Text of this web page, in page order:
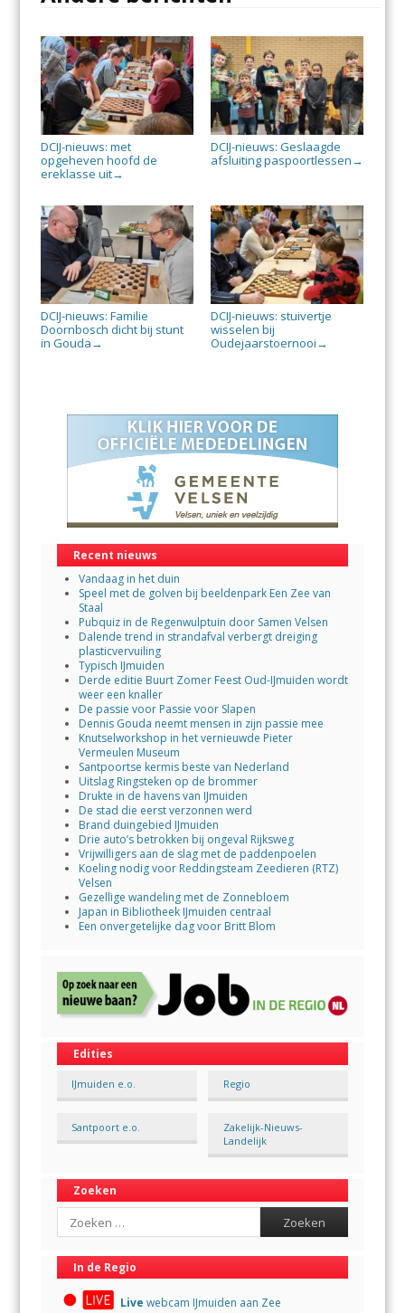
DCIJ-nieuws: met
opgeheven hoofd de
ereklasse uit→
DCIJ-nieuws: Geslaagde
afsluiting paspoortlessen →
DCIJ-nieuws: Familie
Doornbosch dicht bij stunt
in Gouda →
DCIJ-nieuws: stuivertje
wisselen bij
Oudejaarstoernooi →
Recent nieuws
Vandaag in het duin
Speel met de golven bij beeldenpark Een Zee van
Staal
Pubquiz in de Regenwulptuin door Samen Velsen
Dalende trend in strandafval verbergt dreiging
plasticvervuiling
Typisch IJmuiden
Derde editie Buurt Zomer Feest Oud-IJmuiden wordt
weer een knaller
De passie voor Passie voor Slapen
Dennis Gouda neemt mensen in zijn passie mee
Knutselworkshop in het vernieuwde Pieter
Vermeulen Museum
Santpoortse kermis beste van Nederland
Uitslag Ringsteken op de brommer
Drukte in de havens van IJmuiden
De stad die eerst verzonnen werd
Brand duingebied IJmuiden
Drie auto’s betrokken bij ongeval Rijksweg
Vrijwilligers aan de slag met de paddenpoelen
Koeling nodig voor Reddingsteam Zeedieren (RTZ)
Velsen
Gezellige wandeling met de Zonnebloem
Japan in Bibliotheek IJmuiden centraal
Een onvergetelijke dag voor Britt Blom
Edities
IJmuiden e.o. Regio
Santpoort e.o.
Zakelijk-Nieuws-
Landelijk
Zoeken
Search
In de Regio
Live webcam IJmuiden aan Zee